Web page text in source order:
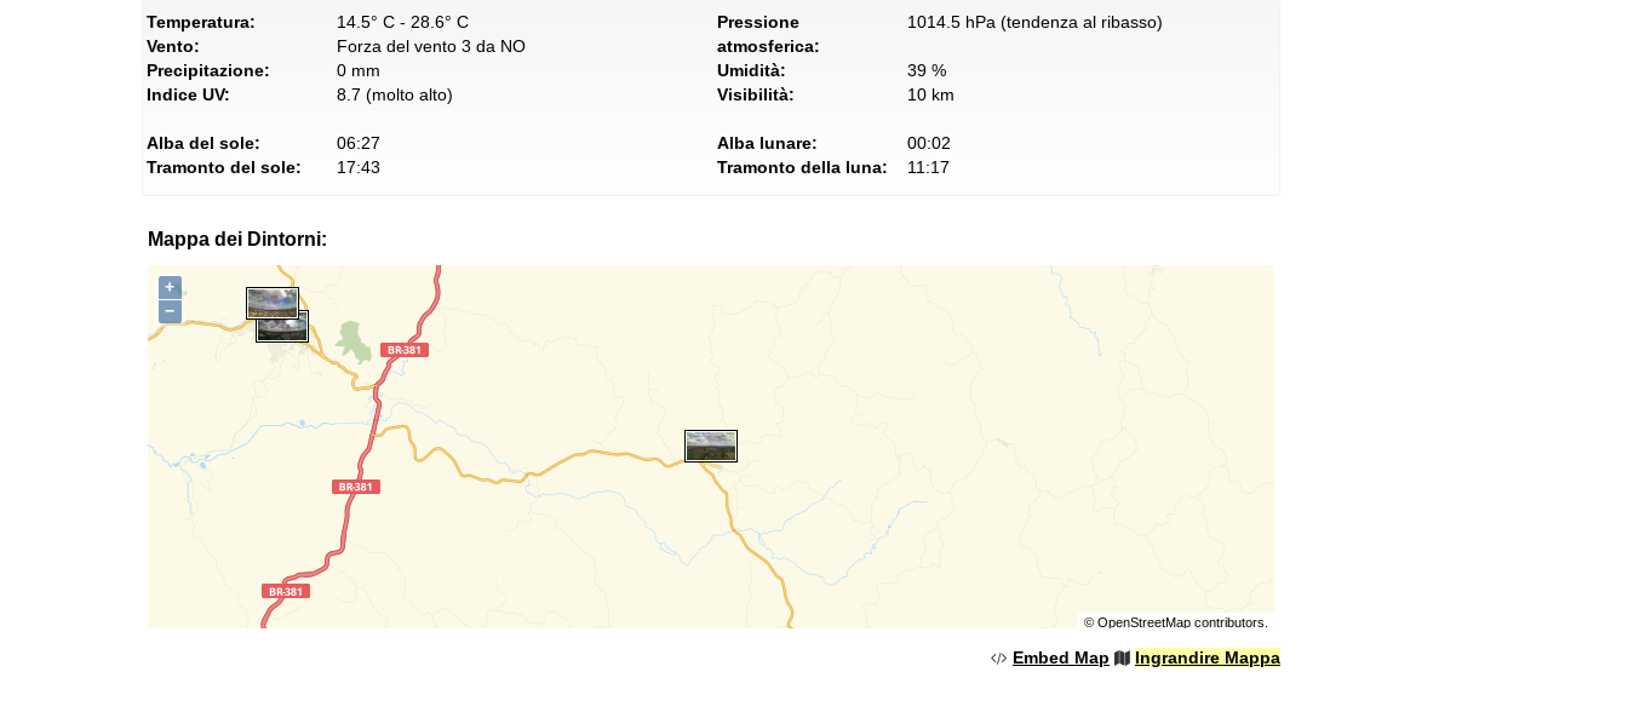
Temperatura:
14.5° C - 28.6° C
Vento:
Forza del vento 3 da NO
Precipitazione:
0 mm
Indice UV:
8.7 (molto alto)
Pressione
atmosferica:
1014.5 hPa (tendenza al ribasso)
Umidità:
39 %
Visibilità:
10 km
Alba del sole:
06:27
Tramonto del sole:
17:43
Alba lunare:
00:02
Tramonto della luna:
11:17
Mappa dei Dintorni:
+
−
© OpenStreetMapcontributors.
Embed Map Ingrandire Mappa